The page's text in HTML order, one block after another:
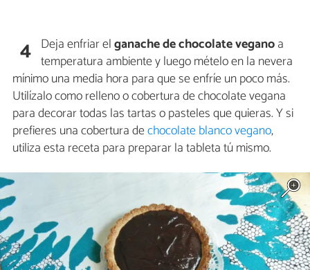
4 Deja enfriar elganache de chocolate veganoa
temperatura ambiente y luego mételo en la nevera
mínimo una media hora para que se enfríe un poco más.
Utilízalo como relleno o cobertura de chocolate vegana
para decorar todas las tartas o pasteles que quieras. Y si
prefieres una cobertura dechocolate blanco vegano,
utiliza esta receta para preparar la tableta tú mismo.